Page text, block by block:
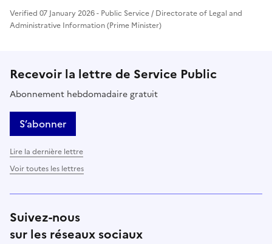
Verified 07 January 2026 - Public Service / Directorate of Legal and
Administrative Information (Prime Minister)
Recevoir la lettre de Service Public
Abonnement hebdomadaire gratuit
S’abonner
Lire la dernière lettre
Voir toutes les lettres
Suivez-nous
sur les réseaux sociaux